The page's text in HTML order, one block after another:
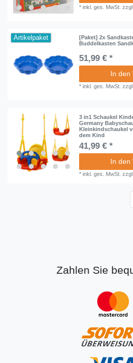
*inkl. ges. MwSt.
Artikelpaket
[Paket] 2x
Buddelkasten
51,99 € *
In den
*inkl. ges. MwSt.
3 in1 Schaukel
Germany
Kleinkindschaukel
dem Kind
41,99 € *
In den
*inkl. ges. MwSt.
Zahlen Sie